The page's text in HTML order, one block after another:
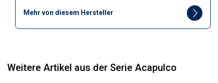
Mehr von diesem Hersteller
Weitere Artikel aus der Serie Acapulco